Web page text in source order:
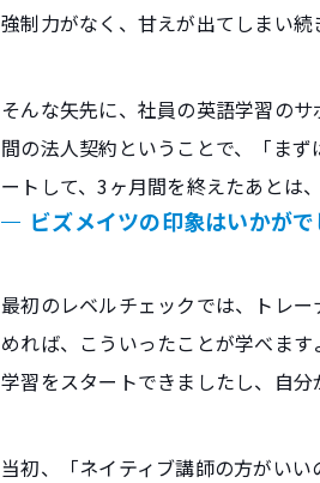
強制力がなく、甘えが出てしまい続
そんな矢先に、社員の英語学習の
間の法人契約ということで、「ま
ートして、3ヶ月間を終えたあとは
ビズメイツの印象はいかがで
最初のレベルチェックでは、トレ
めれば、こういったことが学べま
学習をスタートできましたし、自
当初、「ネイティブ講師の方がい